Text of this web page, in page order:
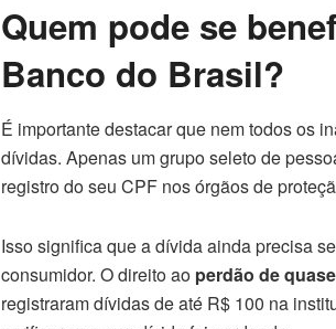
Quem pode se
Banco do Brasil?
É importante destacar que nem todos os
dívidas. Apenas um grupo seleto de
registro do seu CPF nos órgãos de
Isso significa que a dívida ainda precisa
consumidor. O direito ao perdão de
registraram dívidas de até R$ 100 na